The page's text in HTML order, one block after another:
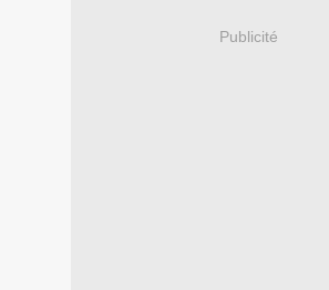
Publicité